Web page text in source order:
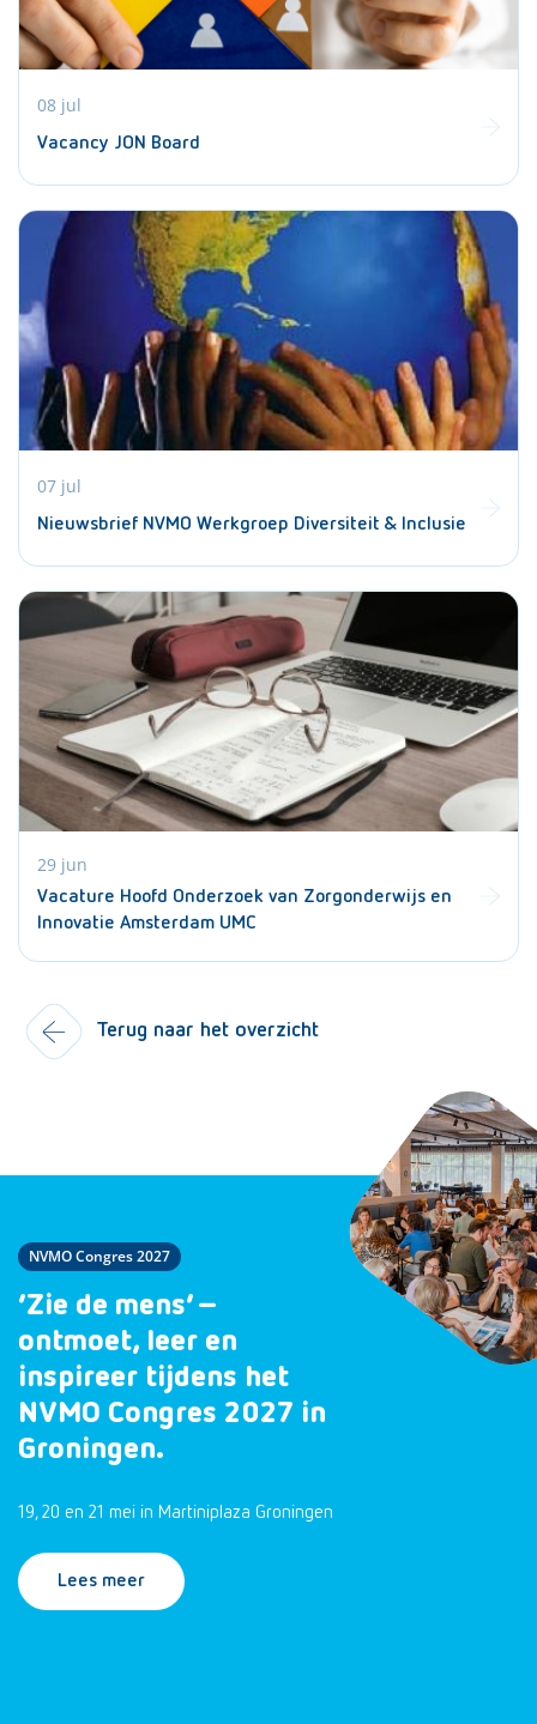
08 jul
Vacancy JON Board
07 jul
Nieuwsbrief NVMO Werkgroep Diversiteit & Inclusie
29 jun
Vacature Hoofd Onderzoek van Zorgonderwijs en
Innovatie Amsterdam UMC
Terug naar het overzicht
NVMO Congres 2027
‘Zie de mens’ –
ontmoet, leer en
inspireer tijdens het
NVMO Congres 2027 in
Groningen.
19, 20 en 21 mei in Martiniplaza Groningen
Lees meer